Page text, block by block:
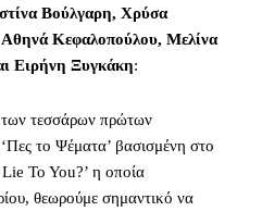
Βούλγαρη, Χρύσα
Κεφαλοπούλου, Μελίνα
Ειρήνη Ξυγκάκη:
τεσσάρων πρώτων
το Ψέματα’ βασισμένη στο
To You?’ η οποία
θεωρούμε σημαντικό να